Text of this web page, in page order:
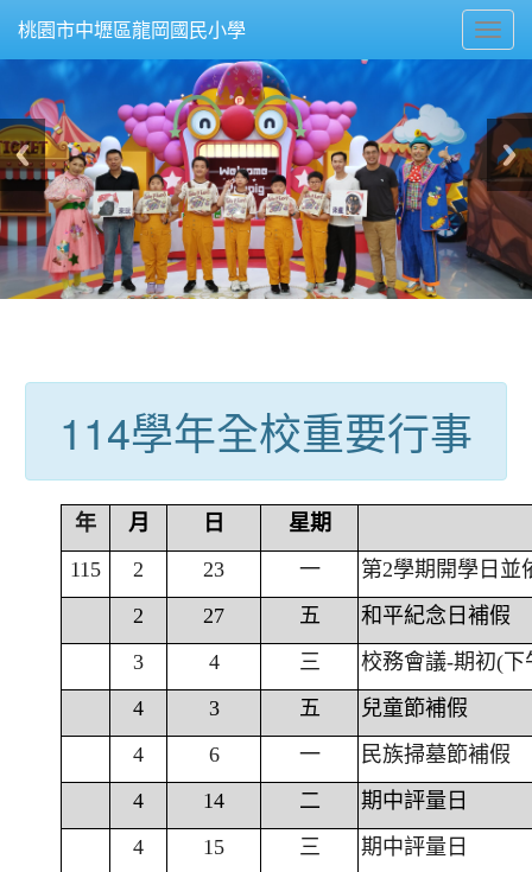
桃園市中壢區龍岡國民小學
114學年全校重要行事
年 月 日
星期
115
2 23 一
第2學期開學日並
2
27 五
和平紀念日補假
3
4 三
校務會議-期初(下
4
3 五
兒童節補假
4
6 一
民族掃墓節補假
4
14 二
期中評量日
4
15 三
期中評量日